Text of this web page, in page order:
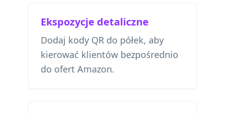
Ekspozycje detaliczne
Dodaj kody QR do półek, aby
kierować klientów bezpośrednio
do ofert Amazon.